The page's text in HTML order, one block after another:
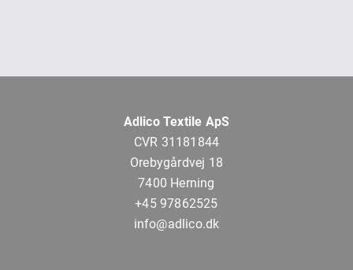
Adlico Textile ApS
CVR 31181844
Orebygårdvej 18
7400 Herning
+45 97862525
info@adlico.dk